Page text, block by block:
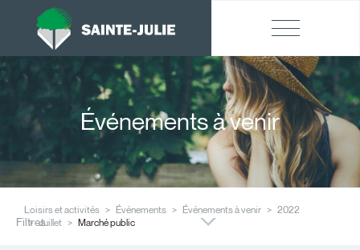
Événements à venir
Loisirs et activités Événements Événements à venir
2022
Juillet
Marché public
Filtres